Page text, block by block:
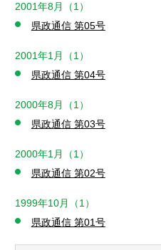
2001年8月（1）
県政通信 第05号
2001年1月（1）
県政通信 第04号
2000年8月（1）
県政通信 第03号
2000年1月（1）
県政通信 第02号
1999年10月（1）
県政通信 第01号